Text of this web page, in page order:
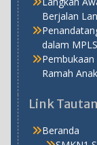
Berjalan
dalam
Ramah
Link Tautan
Beranda